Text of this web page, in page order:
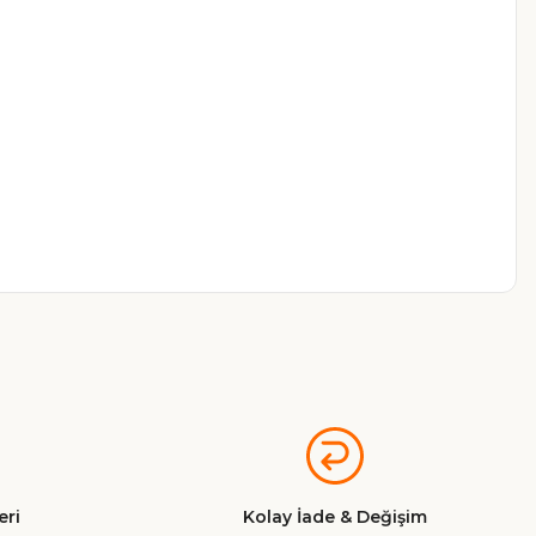
Kolay İade & Değişim